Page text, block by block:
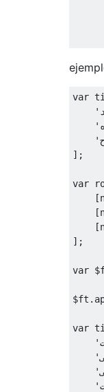
var
];
var
[
[
[
];
var
$ft .
var